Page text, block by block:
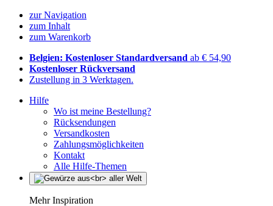
zur Navigation
zum Inhalt
zum Warenkorb
Belgien: Kostenloser Standardversand ab € 54,90
Kostenloser Rückversand
Zustellung in 3 Werktagen.
Hilfe
Wo ist meine Bestellung?
Rücksendungen
Versandkosten
Zahlungsmöglichkeiten
Kontakt
Alle Hilfe-Themen
Mehr Inspiration